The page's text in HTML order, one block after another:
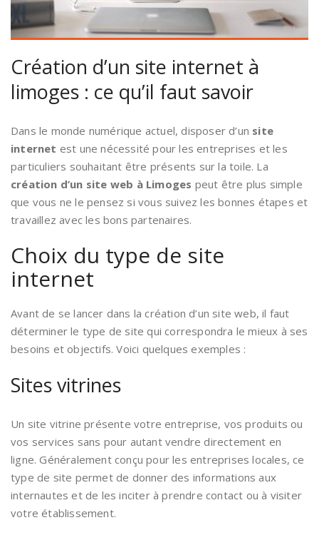
Création d’un site internet à
limoges : ce qu’il faut savoir
Dans le monde numérique actuel, disposer d’un site
internet est une nécessité pour les entreprises et les
particuliers souhaitant être présents sur la toile. La
création d’un site web à Limoges peut être plus simple
que vous ne le pensez si vous suivez les bonnes étapes et
travaillez avec les bons partenaires.
Choix du type de site
internet
Avant de se lancer dans la création d’un site web, il faut
déterminer le type de site qui correspondra le mieux à ses
besoins et objectifs. Voici quelques exemples :
Sites vitrines
Un site vitrine présente votre entreprise, vos produits ou
vos services sans pour autant vendre directement en
ligne. Généralement conçu pour les entreprises locales, ce
type de site permet de donner des informations aux
internautes et de les inciter à prendre contact ou à visiter
votre établissement.